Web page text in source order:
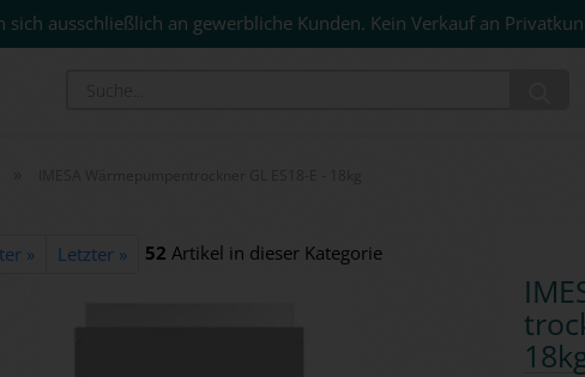
ausschließlich an gewerbliche Kunden. Kein Verkauf an
» Letzter » 52 Artikel in dieser Kategorie